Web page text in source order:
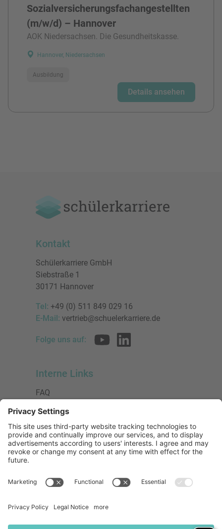
Sozialversicherungsfachangestellten
(m/w/d) – Hannover
AOK Niedersachsen. Die Gesundheitskasse.
Hannover, Niedersachsen
Ausbildung
Details ansehen
Kontakt
Schülerkarriere GmbH
Siebstraße 1
30171 Hannover
Tel: +49 (0) 511 849 029 16
E-Mail: vertrieb@schuelerkarriere.de
Folge uns auf:
Interne Links
FAQ
Datenschutzerklärung
Impressum
Presse
Urheberrecht
Mitglied bei:
Die Jungen Unternehmer